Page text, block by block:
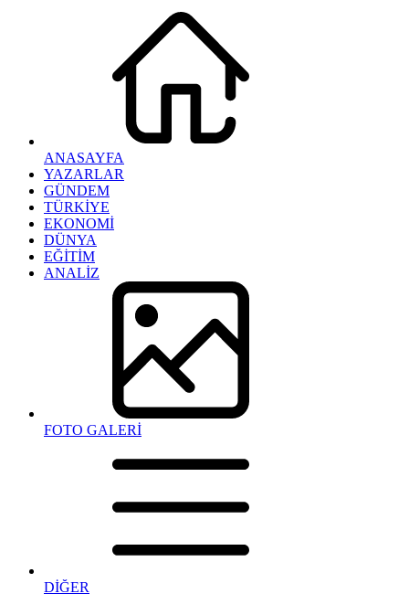
ANASAYFA
YAZARLAR
GÜNDEM
TÜRKİYE
EKONOMİ
DÜNYA
EĞİTİM
ANALİZ
FOTO GALERİ
DİĞER